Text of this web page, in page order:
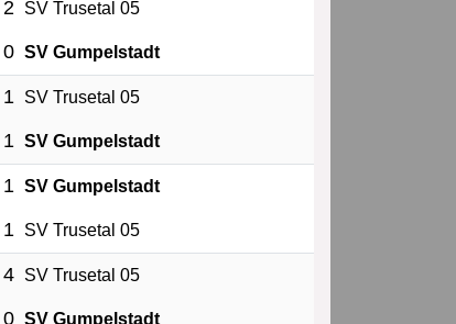
SV Trusetal 05
0 SV Gumpelstadt
SV Trusetal 05
1 SV Gumpelstadt
SV Gumpelstadt
SV Trusetal 05
4 SV Trusetal 05
0 SV Gumpelstadt